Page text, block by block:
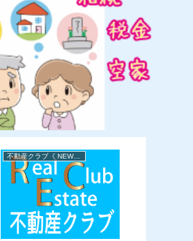
不動産クラブ《 NEWS 》